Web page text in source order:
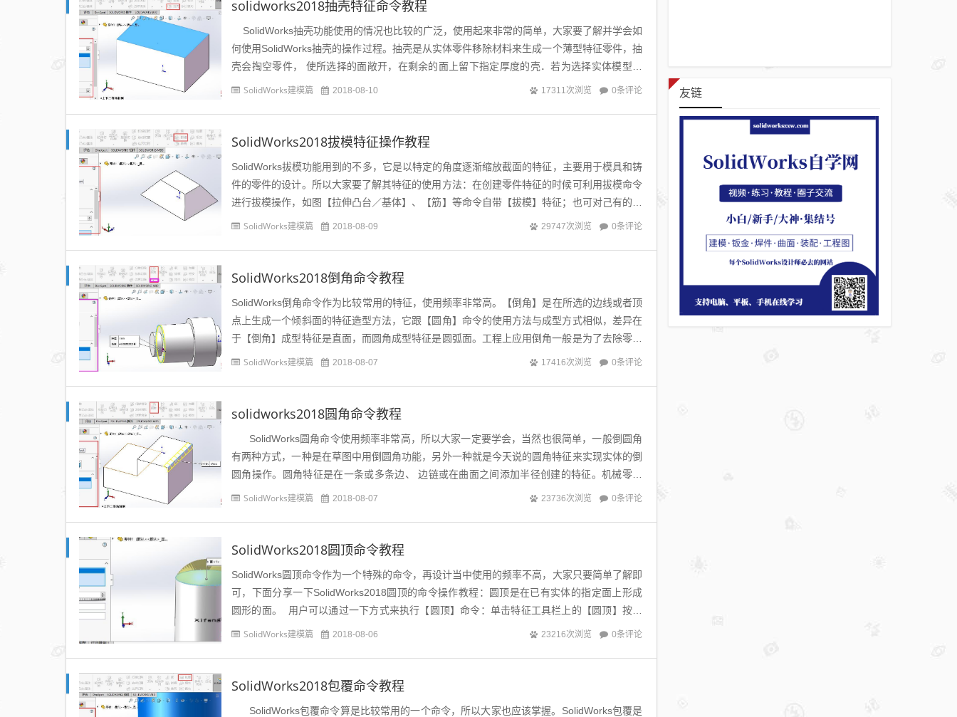
solidworks2018抽壳特征命令教程
SolidWorks抽壳功能使用的情况也比较的广泛，使用起来非常的简单，大家要了解并学会如
何使用SolidWorks抽壳的操作过程。抽壳是从实体零件移除材料来生成一个薄型特征零件，抽
壳会掏空零件， 使所选择的面敞开，在剩余的面上留下指定厚度的壳．若为选择实体模型上
的任何面...
SolidWorks建模篇 2018-08-10 17311次浏览 0条评论
SolidWorks2018拔模特征操作教程
SolidWorks拔模功能用到的不多，它是以特定的角度逐渐缩放截面的特征，主要用于模具和铸
件的零件的设计。所以大家要了解其特征的使用方法：在创建零件特征的时候可利用拔模命令
进行拔模操作，如图【拉伸凸台／基体】、【筋】等命令自带【拔模】特征；也可对己有的特
征进行拔模操作，单击【特征】选项卡中的【拔模...
SolidWorks建模篇 2018-08-09 29747次浏览 0条评论
SolidWorks2018倒角命令教程
SolidWorks倒角命令作为比较常用的特征，使用频率非常高。【倒角】是在所选的边线或者顶
点上生成一个倾斜面的特征造型方法，它跟【圆角】命令的使用方法与成型方式相似，差异在
于【倒角】成型特征是直面，而圆角成型特征是圆弧面。工程上应用倒角一般是为了去除零件
的毛边或者满足装配要求。在【特征】选项卡中单...
SolidWorks建模篇 2018-08-07 17416次浏览 0条评论
solidworks2018圆角命令教程
SolidWorks圆角命令使用频率非常高，所以大家一定要学会，当然也很简单，一般倒圆角
有两种方式，一种是在草图中用倒圆角功能，另外一种就是今天说的圆角特征来实现实体的倒
圆角操作。圆角特征是在一条或多条边、 边链或在曲面之间添加半径创建的特征。机械零件
中圆角...
SolidWorks建模篇 2018-08-07 23736次浏览 0条评论
SolidWorks2018圆顶命令教程
SolidWorks圆顶命令作为一个特殊的命令，再设计当中使用的频率不高，大家只要简单了解即
可，下面分享一下SolidWorks2018圆顶的命令操作教程：圆顶是在已有实体的指定面上形成
圆形的面。 用户可以通过一下方式来执行【圆顶】命令：单击特征工具栏上的【圆顶】按钮
在菜单栏执行插入-特...
SolidWorks建模篇 2018-08-06 23216次浏览 0条评论
SolidWorks2018包覆命令教程
SolidWorks包覆命令算是比较常用的一个命令，所以大家也应该掌握。SolidWorks包覆是
友链